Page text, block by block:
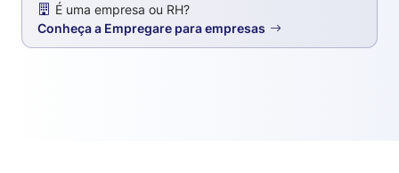
É uma empresa ou RH?
Conheça a Empregare para empresas